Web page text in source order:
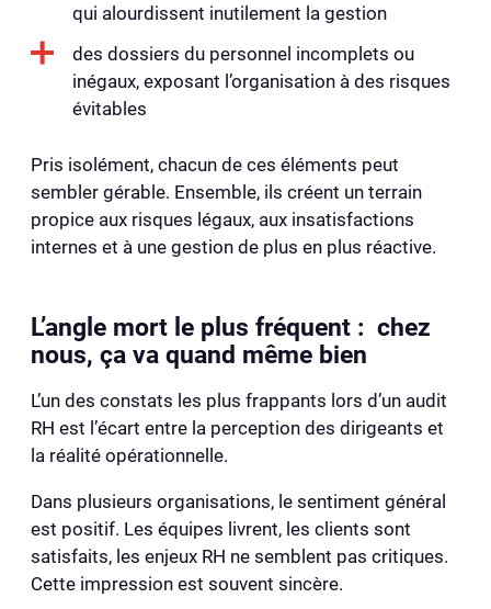
qui alourdissent inutilement la gestion
des dossiers du personnel incomplets ou
inégaux, exposant l’organisation à des risques
évitables
Pris isolément, chacun de ces éléments peut
sembler gérable. Ensemble, ils créent un terrain
propice aux risques légaux, aux insatisfactions
internes et à une gestion de plus en plus réactive.
L’angle mort le plus fréquent : chez
nous, ça va quand même bien
L’un des constats les plus frappants lors d’un audit
RH est l’écart entre la perception des dirigeants et
la réalité opérationnelle.
Dans plusieurs organisations, le sentiment général
est positif. Les équipes livrent, les clients sont
satisfaits, les enjeux RH ne semblent pas critiques.
Cette impression est souvent sincère.